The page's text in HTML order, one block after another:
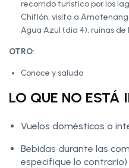
recorrido turístico por los
Chiflón, visita a
Agua Azul (día 4), ruinas de
OTRO:
Conoce y saluda
LO QUE NO ESTÁ
Vuelos domésticos o
Bebidas durante las
especifique lo contrario)